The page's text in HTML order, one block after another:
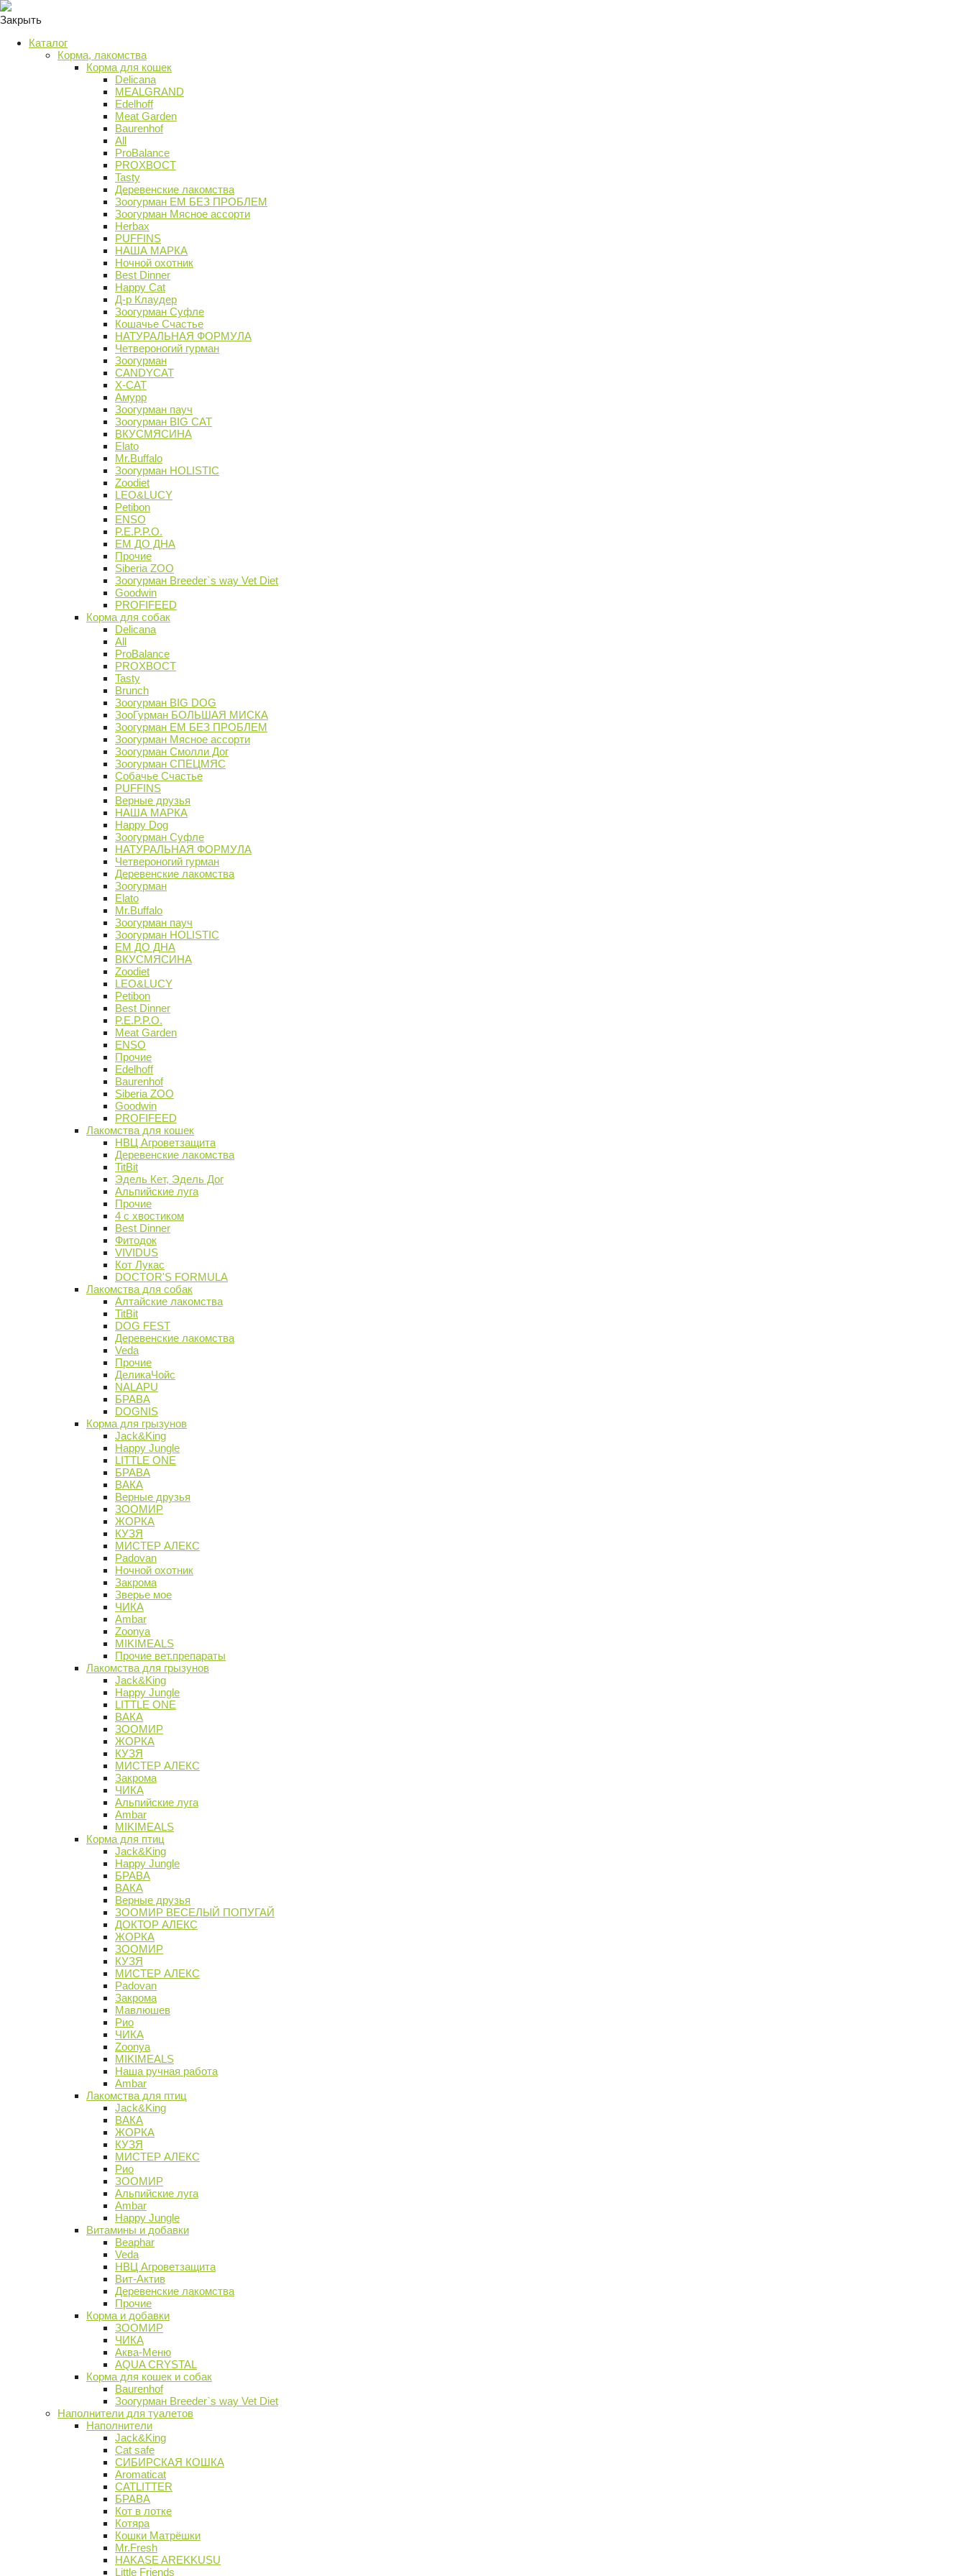
Закрыть
Каталог
Корма, лакомства
Корма для кошек
Delicana
MEALGRAND
Edelhoff
Meat Garden
Baurenhof
All
ProBalance
PROХВОСТ
Tasty
Деревенские лакомства
Зоогурман ЕМ БЕЗ ПРОБЛЕМ
Зоогурман Мясное ассорти
Herbax
PUFFINS
НАША МАРКА
Ночной охотник
Best Dinner
Happy Cat
Д-р Клаудер
Зоогурман Суфле
Кошачье Счастье
НАТУРАЛЬНАЯ ФОРМУЛА
Четвероногий гурман
Зоогурман
CANDYCAT
X-CAT
Амурр
Зоогурман пауч
Зоогурман BIG CAT
ВКУСМЯСИНА
Elato
Mr.Buffalo
Зоогурман HOLISTIC
Zoodiet
LEO&LUCY
Petibon
ENSO
P.E.P.P.O.
ЕМ ДО ДНА
Прочие
Siberia ZOO
Зоогурман Breeder`s way Vet Diet
Goodwin
PROFIFEED
Корма для собак
Delicana
All
ProBalance
PROХВОСТ
Tasty
Brunch
Зоогурман BIG DOG
ЗооГурман БОЛЬШАЯ МИСКА
Зоогурман ЕМ БЕЗ ПРОБЛЕМ
Зоогурман Мясное ассорти
Зоогурман Смолли Дог
Зоогурман СПЕЦМЯС
Собачье Счастье
PUFFINS
Верные друзья
НАША МАРКА
Happy Dog
Зоогурман Суфле
НАТУРАЛЬНАЯ ФОРМУЛА
Четвероногий гурман
Деревенские лакомства
Зоогурман
Elato
Mr.Buffalo
Зоогурман пауч
Зоогурман HOLISTIC
ЕМ ДО ДНА
ВКУСМЯСИНА
Zoodiet
LEO&LUCY
Petibon
Best Dinner
P.E.P.P.O.
Meat Garden
ENSO
Прочие
Edelhoff
Baurenhof
Siberia ZOO
Goodwin
PROFIFEED
Лакомства для кошек
НВЦ Агроветзащита
Деревенские лакомства
TitBit
Эдель Кет, Эдель Дог
Альпийские луга
Прочие
4 с хвостиком
Best Dinner
Фитодок
VIVIDUS
Кот Лукас
DOCTOR'S FORMULA
Лакомства для собак
Алтайские лакомства
TitBit
DOG FEST
Деревенские лакомства
Veda
Прочие
ДеликаЧойс
NALAPU
БРАВА
DOGNIS
Корма для грызунов
Jack&King
Happy Jungle
LITTLE ONE
БРАВА
ВАКА
Верные друзья
ЗООМИР
ЖОРКА
КУЗЯ
МИСТЕР АЛЕКС
Padovan
Ночной охотник
Закрома
Зверье мое
ЧИКА
Ambar
Zoonya
MIKIMEALS
Прочие вет.препараты
Лакомства для грызунов
Jack&King
Happy Jungle
LITTLE ONE
ВАКА
ЗООМИР
ЖОРКА
КУЗЯ
МИСТЕР АЛЕКС
Закрома
ЧИКА
Альпийские луга
Ambar
MIKIMEALS
Корма для птиц
Jack&King
Happy Jungle
БРАВА
ВАКА
Верные друзья
ЗООМИР ВЕСЕЛЫЙ ПОПУГАЙ
ДОКТОР АЛЕКС
ЖОРКА
ЗООМИР
КУЗЯ
МИСТЕР АЛЕКС
Padovan
Закрома
Мавлюшев
Рио
ЧИКА
Zoonya
MIKIMEALS
Наша ручная работа
Ambar
Лакомства для птиц
Jack&King
ВАКА
ЖОРКА
КУЗЯ
МИСТЕР АЛЕКС
Рио
ЗООМИР
Альпийские луга
Ambar
Happy Jungle
Витамины и добавки
Beaphar
Veda
НВЦ Агроветзащита
Вит-Актив
Деревенские лакомства
Прочие
Корма и добавки
ЗООМИР
ЧИКА
Аква-Меню
AQUA CRYSTAL
Корма для кошек и собак
Baurenhof
Зоогурман Breeder`s way Vet Diet
Наполнители для туалетов
Наполнители
Jack&King
Cat safe
СИБИРСКАЯ КОШКА
Aromaticat
CATLITTER
БРАВА
Кот в лотке
Котяра
Кошки Матрёшки
Mr.Fresh
HAKASE AREKKUSU
Little Friends